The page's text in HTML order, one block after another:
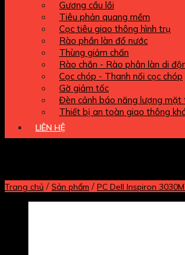
Gương cầu lồi
Tiêu phản quang mềm
Cọc tiêu giao thông hình trụ
Rào phần làn đổ nước
Thùng giảm chấn
Rào chắn - Rào phân làn di
Cọc chóp - Thanh nối cọc chóp
Gờ giảm tốc
Đèn cảnh báo năng lượng mặt
Thiết bị an toàn giao thông
LIÊN HỆ
Trang chủ / Sản phẩm / PC Dell Inspiron